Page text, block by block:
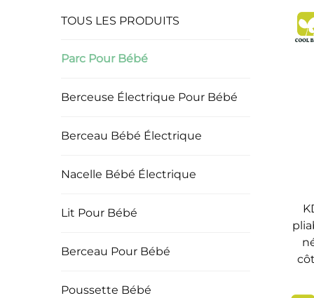
TOUS LES PRODUITS
Parc Pour Bébé
Berceuse Électrique Pour Bébé
Berceau Bébé Électrique
Nacelle Bébé Électrique
Lit Pour Bébé
Berceau Pour Bébé
Poussette Bébé